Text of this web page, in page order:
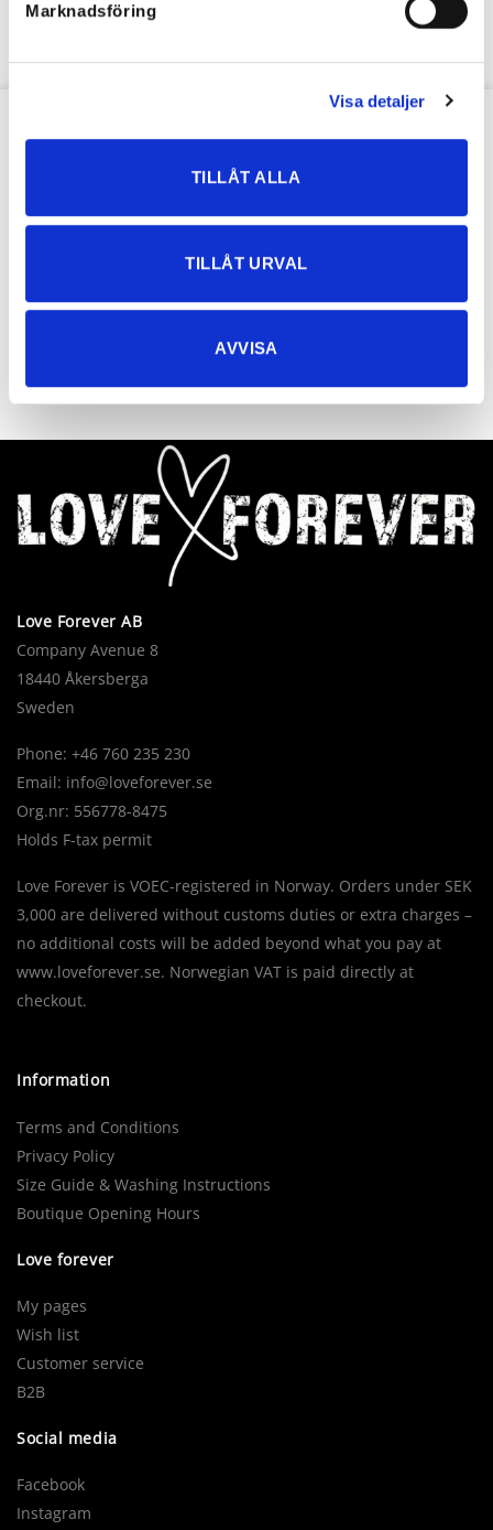
Marknadsföring
Visa detaljer
TILLÅT ALLA
TILLÅT URVAL
AVVISA
OUR NEWSLETTER
Love Forever AB
Company Avenue 8
18440 Åkersberga
Sweden
Phone: +46 760 235 230
Email: info@loveforever.se
Org.nr: 556778-8475
Holds F-tax permit
Love Forever is VOEC-registered in Norway. Orders under SEK
3,000 are delivered without customs duties or extra charges –
no additional costs will be added beyond what you pay at
www.loveforever.se. Norwegian VAT is paid directly at
checkout.
Information
Terms and Conditions
Privacy Policy
Size Guide & Washing Instructions
Boutique Opening Hours
Love forever
My pages
Wish list
Customer service
B2B
Social media
Facebook
Instagram